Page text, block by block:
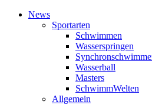
News
Sportarten
Schwimmen
Wasserspringen
Wasserball
Masters
SchwimmWelten
Allgemein